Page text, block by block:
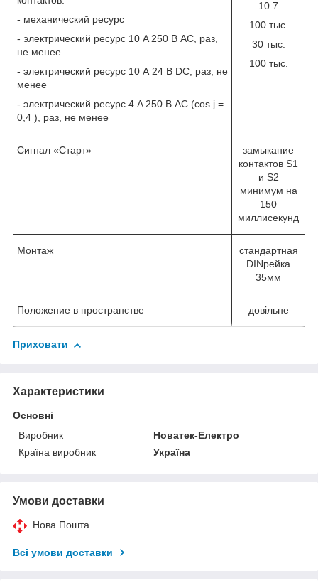
- механический ресурс
- электрический ресурс 10 A 250 В AC, раз,
не менее
- электрический ресурс 10 А 24 В DC, раз, не
менее
- электрический ресурс 4 A 250 В AC (сos j =
0,4 ), раз, не менее
10 7
100 тыс.
30 тыс.
100 тыс.
Сигнал «Старт»
замыкание
контактов S1
и S2
минимум на
150
миллисекунд
Монтаж
стандартная
DINрейка
35мм
Положение в пространстве довільне
Приховати
Характеристики
Основні
Виробник
Новатек-Електро
Країна виробник
Україна
Умови доставки
Нова Пошта
Всі умови доставки